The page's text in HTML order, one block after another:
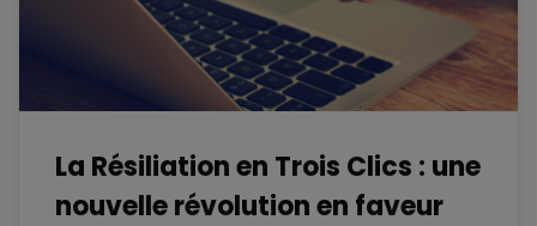
La Résiliation en Trois Clics : une
nouvelle révolution en faveur